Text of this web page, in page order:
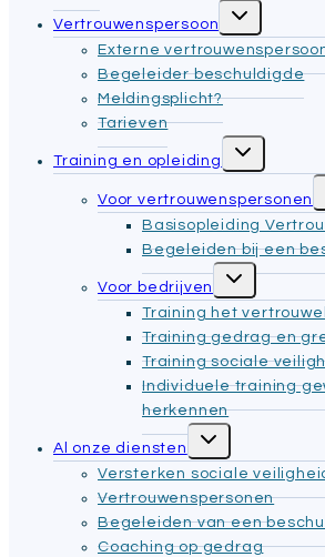
Vertrouwenspersoon
Toggle
submenu
Externe
Begeleider beschuldigde
Meldingsplicht?
Tarieven
Training en opleiding
Toggle
submenu
Voor vertrouwenspersonen
Basisopleiding
Begeleiden bij een
Voor bedrijven
Toggle
submenu
Training het
Training gedrag en
Training sociale
Individuele training
herkennen
Al onze diensten
Toggle
submenu
Versterken sociale
Vertrouwenspersonen
Begeleiden van een
Coaching op gedrag